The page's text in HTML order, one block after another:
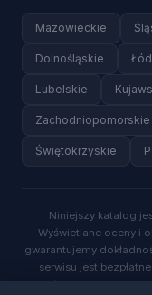
Mazowieckie
Dolnośląskie
Lubelskie
Zachodniopomorskie
Świętokrzyskie
Niniejszy katalog
Wyświetlane oceny i
gwarantujemy
serwisu jest
Wysyłając zapytanie o